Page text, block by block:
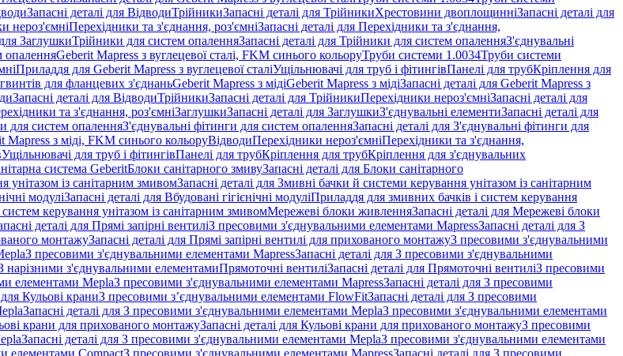
Запасні деталі для ВідводиТрійникиЗапасні деталі для ТрійникиХрестовини двоплощинніЗапасні деталі для
нероз'ємніПерехідники та з'єднання, роз'ємніЗапасні деталі для Перехідники та з'єднання,
ЗаглушкиТрійники для систем опаленняЗапасні деталі для Трійники для систем опаленняЗ'єднувальні
опаленняGeberit Mapress з вуглецевої сталі, FKM синього кольоруТруби системи 1.0034Труби системи
Приладдя для Geberit Mapress з вуглецевої сталіУщільнювачі для труб і фітингівПанелі для трубКріплення для
для фланцевих з'єднаньGeberit Mapress з мідіGeberit Mapress з мідіЗапасні деталі для Geberit Mapress з
Запасні деталі для ВідводиТрійникиЗапасні деталі для ТрійникиПерехідники нероз'ємніЗапасні деталі для
та з'єднання, роз'ємніЗаглушкиЗапасні деталі для ЗаглушкиЗ'єднувальні елементиЗапасні деталі для
для систем опаленняЗ'єднувальні фітинги для систем опаленняЗапасні деталі для З'єднувальні фітинги для
Mapress з міді, FKM синього кольоруВідводиПерехідники нероз'ємніПерехідники та з'єднання,
Ущільнювачі для труб і фітингівПанелі для трубКріплення для трубКріплення для з'єднувальних
система GeberitБлоки санітарного змивуЗапасні деталі для Блоки санітарного
унітазом із санітарним змивомЗапасні деталі для Змивні бачки й системи керування унітазом із санітарним
модуліЗапасні деталі для Вбудовані гігієнічні модуліПриладдя для змивних бачків і систем керування
керування унітазом із санітарним змивомМережеві блоки живленняЗапасні деталі для Мережеві блоки
деталі для Прямі запірні вентиліЗ пресовими з'єднувальними елементами MapressЗапасні деталі для З
монтажуЗапасні деталі для Прямі запірні вентилі для прихованого монтажуЗ пресовими з'єднувальними
З пресовими з'єднувальними елементами MapressЗапасні деталі для З пресовими з'єднувальними
нарізними з'єднувальними елементамиПрямоточні вентиліЗапасні деталі для Прямоточні вентиліЗ пресовими
елементами MeplaЗ пресовими з'єднувальними елементами MapressЗапасні деталі для З пресовими
для Кульові краниЗ пресовими з’єднувальними елементами FlowFitЗапасні деталі для З пресовими
Запасні деталі для З пресовими з'єднувальними елементами MeplaЗ пресовими з'єднувальними елементами
крани для прихованого монтажуЗапасні деталі для Кульові крани для прихованого монтажуЗ пресовими
Запасні деталі для З пресовими з'єднувальними елементами MeplaЗ пресовими з'єднувальними елементами
елементами CompactЗ пресовими з'єднувальними елементами MapressЗапасні деталі для З пресовими